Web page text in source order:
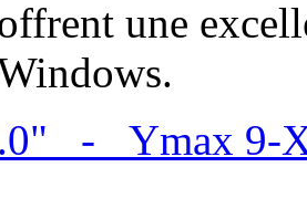
une
- Ymax 9-